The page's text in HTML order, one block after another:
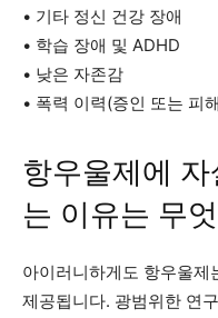
• 기타 정신 건강 장애
• 학습 장애 및 ADHD
• 낮은 자존감
• 폭력 이력(증인 또는 피
항우울제에
는 이유는 무
아이러니하게도 항우울제
제공됩니다. 광범위한 연